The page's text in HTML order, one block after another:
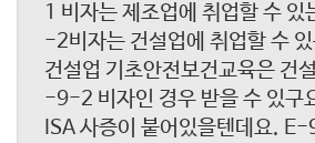
1 비자는 제조업에 취업할 수
-2비자는 건설업에 취업할 수
건설업 기초안전보건교육은 건
-9-2 비자인 경우 받을 수 있구
ISA 사증이 붙어있을텐데요.